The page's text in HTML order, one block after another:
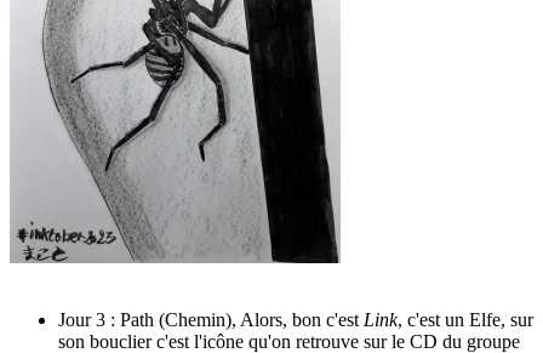
Jour 3 : Path (Chemin), Alors, bon c'est Link, c'est un Elfe, sur
son bouclier c'est l'icône qu'on retrouve sur le CD du groupe